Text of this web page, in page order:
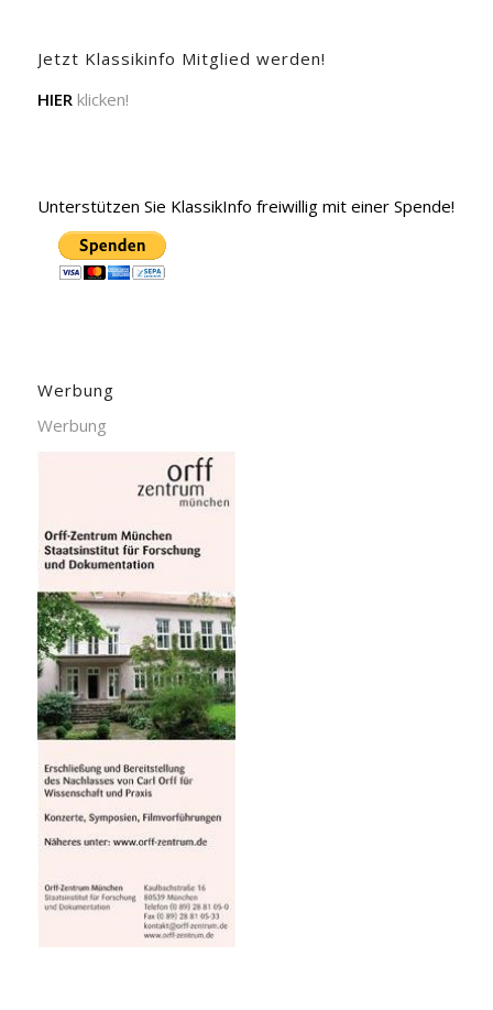
Jetzt Klassikinfo Mitglied werden!
HIER klicken!
Unterstützen Sie KlassikInfo freiwillig mit einer Spende!
Werbung
Werbung